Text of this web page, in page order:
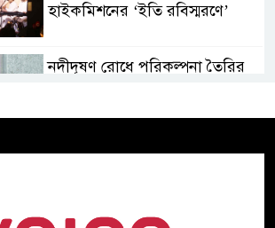
হাইকমিশনের ‘ইতি রবিস্মরণে’
নদীদূষণ রোধে পরিকল্পনা তৈরির